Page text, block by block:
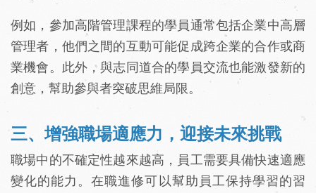
例如，參加高階管理課程的學員通常包括企業中高層
管理者，他們之間的互動可能促成跨企業的合作或商
業機會。此外，與志同道合的學員交流也能激發新的
創意，幫助參與者突破思維局限。
三、增強職場適應力，迎接未來挑戰
職場中的不確定性越來越高，員工需要具備快速適應
變化的能力。在職進修可以幫助員工保持學習的習